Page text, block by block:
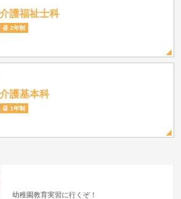
介護福祉士科
昼 2年制
介護基本科
昼 1年制
幼稚園教育実習に行くぞ！